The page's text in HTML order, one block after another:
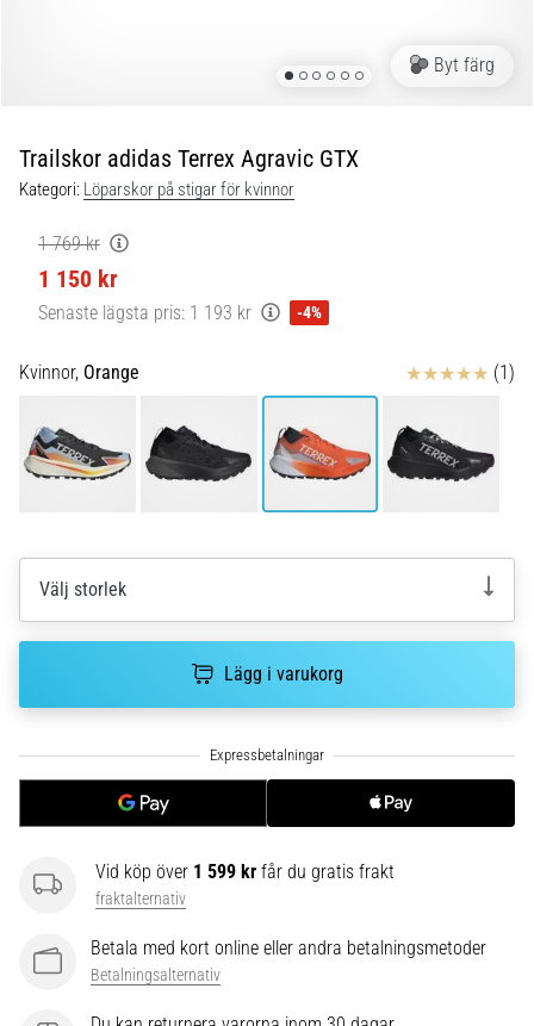
är
de
och
hur
genomförs
de?
testar
run
snabbhet,
smidighet
Hur
utförs
det
korrekt,
Löparknä:
behandling
och
förebyggande
Byt färg
Trailskor adidas Terrex Agravic GTX
Kategori: Löparskor på stigar för kvinnor
1 769 kr
1 150 kr
Senaste lägsta pris: 1 193 kr -4%
Kvinnor, Orange Recensioner (1)
Välj storlek
Lägg i varukorg
Vid köp över 1 599 kr får du gratis frakt
fraktalternativ
Betala med kort online eller andra betalningsmetoder
Betalningsalternativ